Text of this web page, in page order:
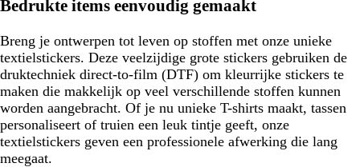
Bedrukte items eenvoudig gemaakt
Breng je ontwerpen tot leven op stoffen met onze unieke
textielstickers. Deze veelzijdige grote stickers gebruiken de
druktechniek direct-to-film (DTF) om kleurrijke stickers te
maken die makkelijk op veel verschillende stoffen kunnen
worden aangebracht. Of je nu unieke T-shirts maakt, tassen
personaliseert of truien een leuk tintje geeft, onze
textielstickers geven een professionele afwerking die lang
meegaat.